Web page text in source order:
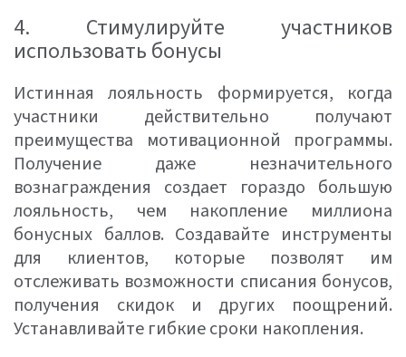
4. Стимулируйте участников
использовать бонусы
Истинная лояльность формируется, когда
участники действительно получают
преимущества мотивационной программы.
Получение даже незначительного
вознаграждения создает гораздо большую
лояльность, чем накопление миллиона
бонусных баллов. Создавайте инструменты
для клиентов, которые позволят им
отслеживать возможности списания бонусов,
получения скидок и других поощрений.
Устанавливайте гибкие сроки накопления.